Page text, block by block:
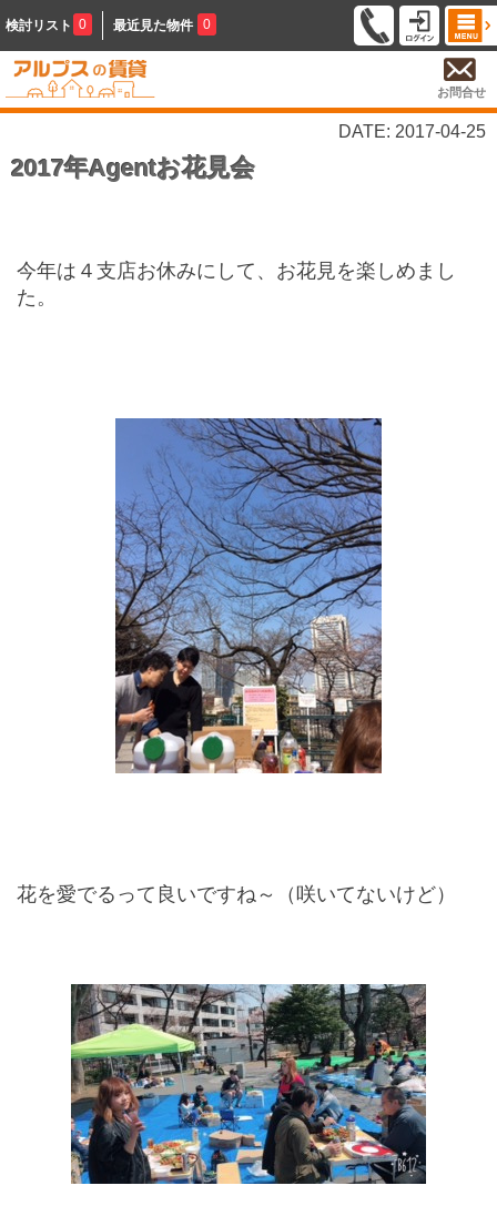
検討リスト 0 最近見た物件 0
お問合せ
DATE: 2017-04-25
2017年Agentお花見会
今年は４支店お休みにして、お花見を楽しめまし
た。
花を愛でるって良いですね～（咲いてないけど）